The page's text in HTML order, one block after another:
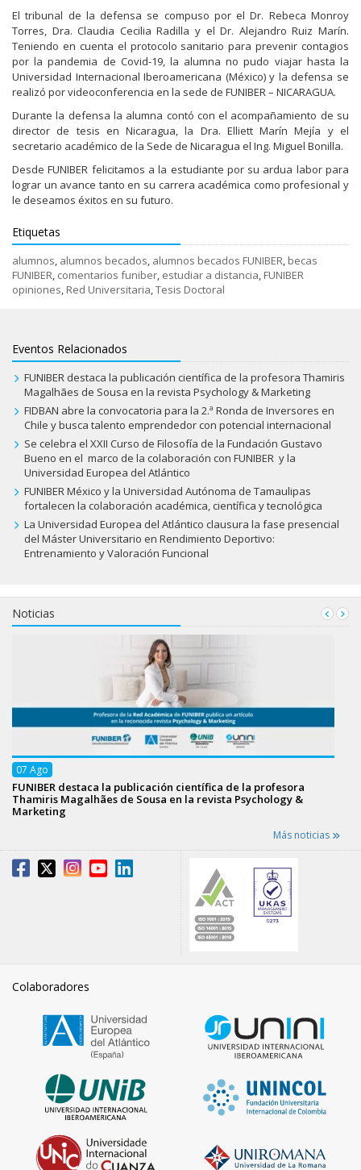
El tribunal de la defensa se compuso por el Dr. Rebeca Monroy
Torres, Dra. Claudia Cecilia Radilla y el Dr. Alejandro Ruiz Marín.
Teniendo en cuenta el protocolo sanitario para prevenir contagios
por la pandemia de Covid-19, la alumna no pudo viajar hasta la
Universidad Internacional Iberoamericana (México) y la defensa se
realizó por videoconferencia en la sede de FUNIBER – NICARAGUA.
Durante la defensa la alumna contó con el acompañamiento de su
director de tesis en Nicaragua, la Dra. Elliett Marín Mejía y el
secretario académico de la Sede de Nicaragua el Ing. Miguel Bonilla.
Desde FUNIBER felicitamos a la estudiante por su ardua labor para
lograr un avance tanto en su carrera académica como profesional y
le deseamos éxitos en su futuro.
Etiquetas
alumnos alumnos becados alumnos becados FUNIBER becas
FUNIBER comentarios funiber estudiar a distancia FUNIBER
opiniones Red Universitaria Tesis Doctoral
Eventos Relacionados
FUNIBER destaca la publicación científica de la profesora Thamiris
Magalhães de Sousa en la revista Psychology & Marketing
FIDBAN abre la convocatoria para la 2.ª Ronda de Inversores en
Chile y busca talento emprendedor con potencial internacional
Se celebra el XXII Curso de Filosofía de la Fundación Gustavo
Bueno en el marco de la colaboración con FUNIBER y la
Universidad Europea del Atlántico
FUNIBER México y la Universidad Autónoma de Tamaulipas
fortalecen la colaboración académica, científica y tecnológica
La Universidad Europea del Atlántico clausura la fase presencial
del Máster Universitario en Rendimiento Deportivo:
Entrenamiento y Valoración Funcional
Noticias
07 Ago
FUNIBER destaca la publicación científica de la profesora
Thamiris Magalhães de Sousa en la revista Psychology &
Marketing
Más noticias
Colaboradores